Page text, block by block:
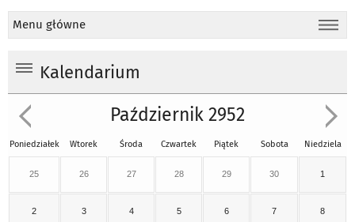
Menu główne
Kalendarium
Październik 2952
Poniedziałek Wtorek Środa Czwartek Piątek Sobota Niedziela
25 26 27 28 29 30 1
2 3 4 5 6 7 8